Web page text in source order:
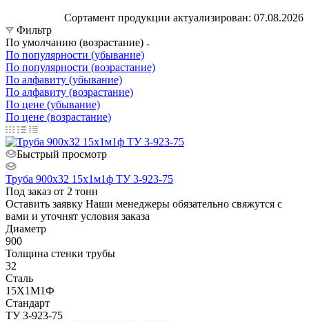
Сортамент продукции актуализирован: 07.08.2026
Фильтр
По умолчанию (возрастание)
По популярности (убывание)
По популярности (возрастание)
По алфавиту (убывание)
По алфавиту (возрастание)
По цене (убывание)
По цене (возрастание)
Быстрый просмотр
Труба 900х32 15х1м1ф ТУ 3-923-75
Под заказ от 2 тонн
Оставить заявку Наши менеджеры обязательно свяжутся с
вами и уточнят условия заказа
Диаметр
900
Толщина стенки трубы
32
Сталь
15Х1М1Ф
Стандарт
ТУ 3-923-75